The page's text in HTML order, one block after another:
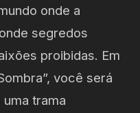
onde a
segredos
proibidas. Em
você será
trama